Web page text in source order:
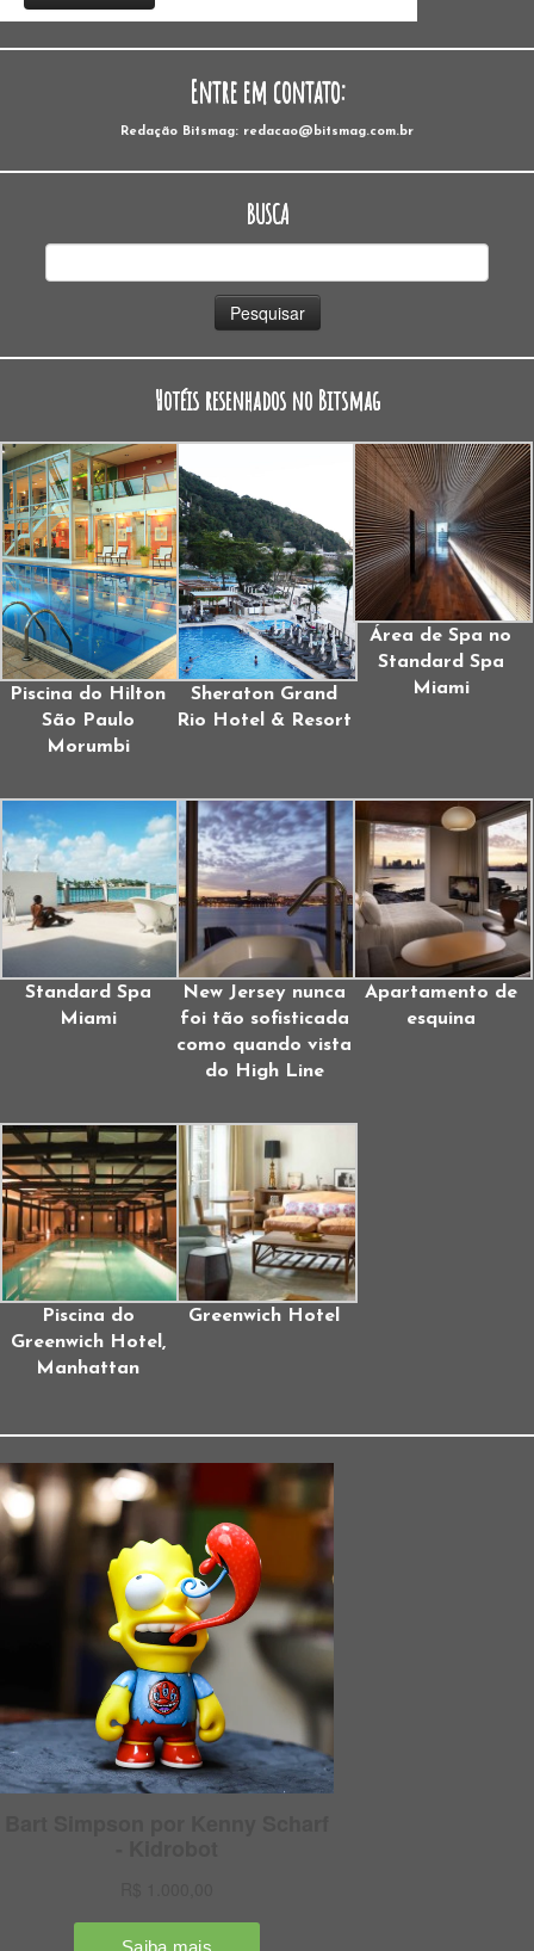
Entre em contato:
Redação Bitsmag: redacao@bitsmag.com.br
BUSCA
Hotéis resenhados no Bitsmag
Piscina do Hilton
São Paulo
Morumbi
Sheraton Grand
Rio Hotel & Resort
Área de Spa no
Standard Spa
Miami
Standard Spa
Miami
New Jersey nunca
foi tão sofisticada
como quando vista
do High Line
Apartamento de
esquina
Piscina do
Greenwich Hotel,
Manhattan
Greenwich Hotel